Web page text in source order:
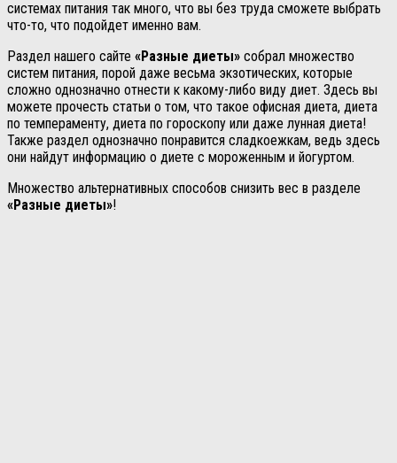
системах питания так много, что вы без труда сможете выбрать
что-то, что подойдет именно вам.
Раздел нашего сайте «Разные диеты» собрал множество
систем питания, порой даже весьма экзотических, которые
сложно однозначно отнести к какому-либо виду диет. Здесь вы
можете прочесть статьи о том, что такое офисная диета, диета
по темпераменту, диета по гороскопу или даже лунная диета!
Также раздел однозначно понравится сладкоежкам, ведь здесь
они найдут информацию о диете с мороженным и йогуртом.
Множество альтернативных способов снизить вес в разделе
«Разные диеты»!